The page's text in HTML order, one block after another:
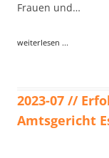
Frauen und…
weiterlesen ...
2023-07 //
Amtsgericht